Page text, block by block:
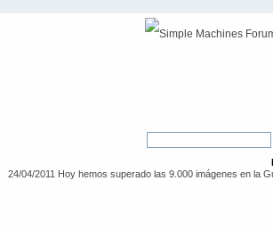
24/04/2011 Hoy hemos superado las 9.000 imágenes en la